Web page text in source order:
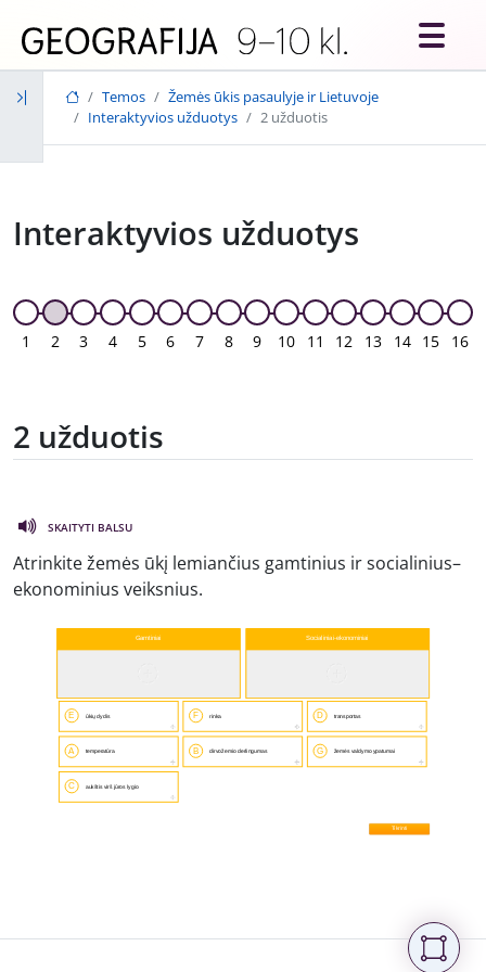
Temos
Žemės ūkis pasaulyje ir Lietuvoje
Interaktyvios užduotys
2 užduotis
Interaktyvios užduotys
1 2 3 4 5 6 7 8 9 10 11 12 13 14 15 16
2 užduotis
SKAITYTI BALSU
Atrinkite žemės ūkį lemiančius gamtinius ir socialinius–
ekonominius veiksnius.